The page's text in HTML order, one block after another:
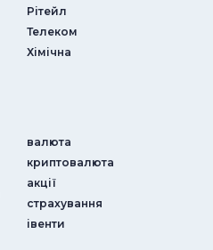
Рітейл
Телеком
Хімічна
валюта
криптовалюта
акції
страхування
iвенти